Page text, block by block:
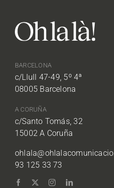
BARCELONA
c/Llull 47-49, 5º 4ª
08005 Barcelona
A CORUÑA
c/Santo Tomás, 32
15002 A Coruña
93 125 33 73